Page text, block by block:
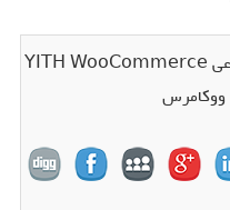
افزونه ورود از طریق شبکه‌های اجتماعی YITH WooCommerce